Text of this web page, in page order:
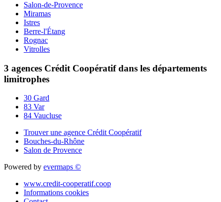
Salon-de-Provence
Miramas
Istres
Berre-l'Étang
Rognac
Vitrolles
3 agences Crédit Coopératif dans les départements
limitrophes
30 Gard
83 Var
84 Vaucluse
Trouver une agence Crédit Coopératif
Bouches-du-Rhône
Salon de Provence
Powered by evermaps ©
www.credit-cooperatif.coop
Informations cookies